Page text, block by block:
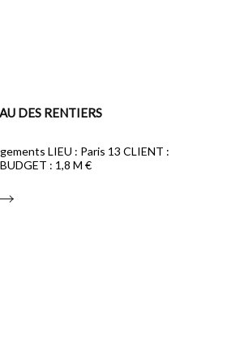
DES RENTIERS
LIEU : Paris 13 CLIENT :
: 1,8 M €